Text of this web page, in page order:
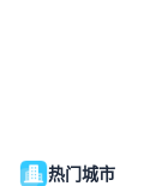
热门城市